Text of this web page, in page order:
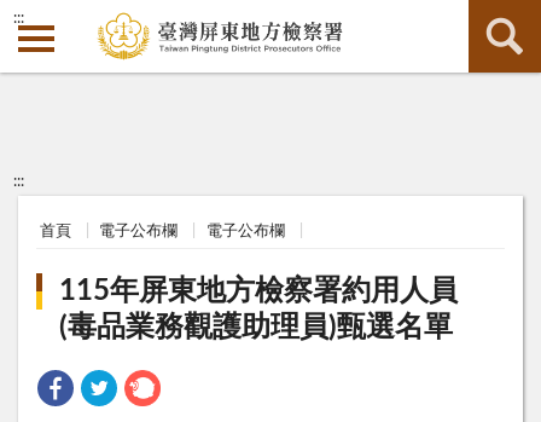
:::
:::
首頁 電子公布欄 電子公布欄
115年屏東地方檢察署約用人員
(毒品業務觀護助理員)甄選名單